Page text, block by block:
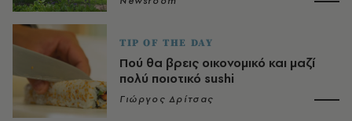
TIP OF THE DAY
Πού θα βρεις οικονομικό και μαζί
πολύ ποιοτικό sushi
Γιώργος Δρίτσας